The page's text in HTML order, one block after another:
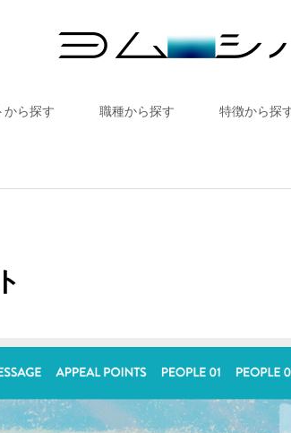
から探す 職種から探す 特徴から探